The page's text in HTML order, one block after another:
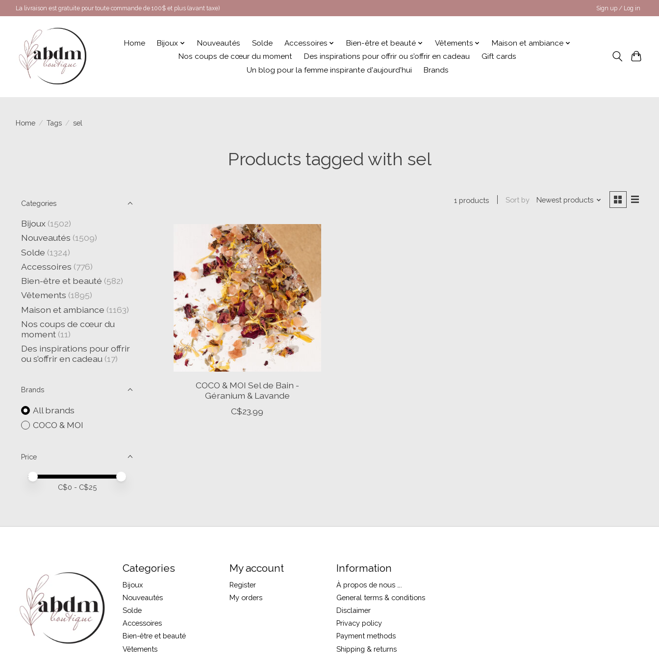
La livraison est gratuite pour toute commande de 100$ et plus (avant taxe) Sign up / Log in
Home Bijoux Nouveautés Solde Accessoires Bien-être et beauté Vêtements
Maison et ambiance
Nos coups de cœur du moment
Des inspirations pour offrir ou s’offrir en cadeau
Gift cards
Un blog pour la femme inspirante d'aujourd'hui
Brands
Home / Tags / sel
Products tagged with sel
Categories
Bijoux (1502)
Nouveautés (1509)
Solde (1324)
Accessoires (776)
Bien-être et beauté (582)
Vêtements (1895)
Maison et ambiance (1163)
Nos coups de cœur du
moment (11)
Des inspirations pour offrir
ou s’offrir en cadeau (17)
Brands
All brands
COCO & MOI
Price
Price minimum value
Price maximum value
C$0 - C$25
1 products Sort by Newest products
COCO & MOI Sel de Bain -
Géranium & Lavande
C$23.99
Categories
Bijoux
Nouveautés
Solde
Accessoires
Bien-être et beauté
Vêtements
My account
Register
My orders
Information
À propos de nous ….
General terms & conditions
Disclaimer
Privacy policy
Payment methods
Shipping & returns